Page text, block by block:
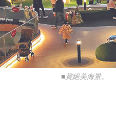
■賞絕美海景。